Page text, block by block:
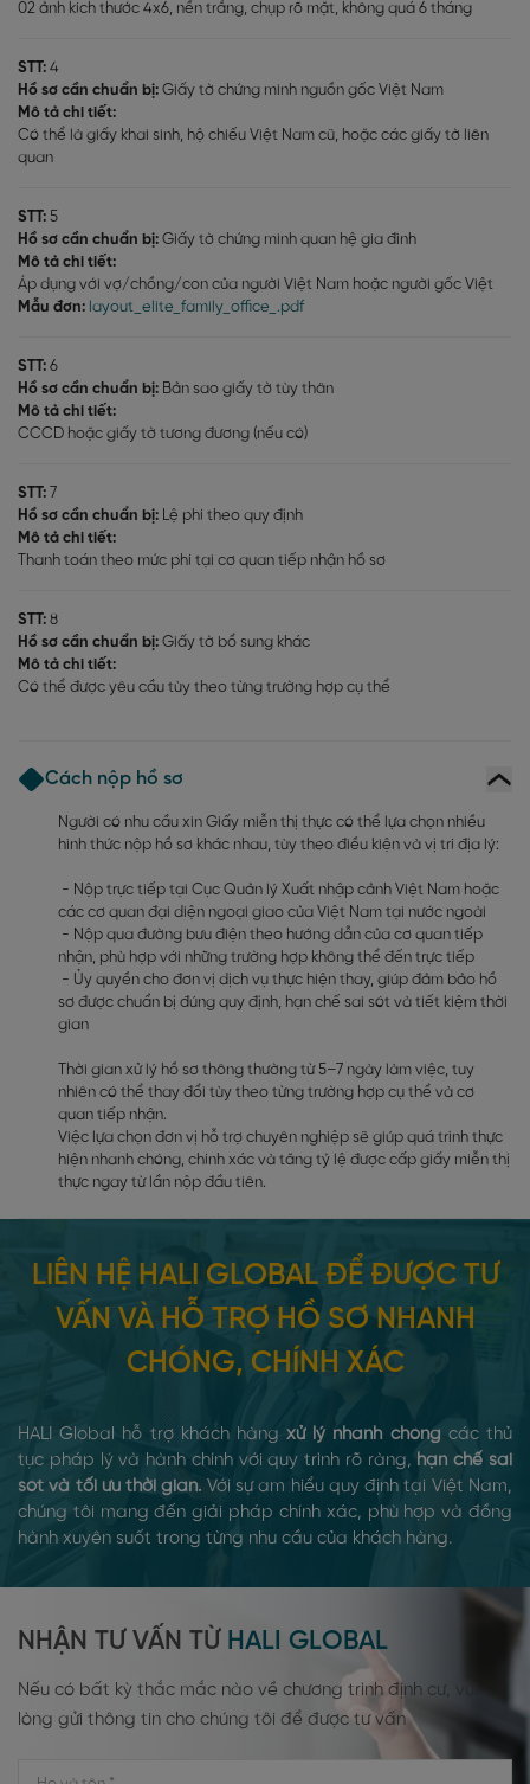
02 ảnh kích thước 4x6, nền trắng, chụp rõ mặt, không quá 6 tháng
STT: 4
Hồ sơ cần chuẩn bị: Giấy tờ chứng minh nguồn gốc Việt Nam
Mô tả chi tiết:
Có thể là giấy khai sinh, hộ chiếu Việt Nam cũ, hoặc các giấy tờ liên
quan
STT: 5
Hồ sơ cần chuẩn bị: Giấy tờ chứng minh quan hệ gia đình
Mô tả chi tiết:
Áp dụng với vợ/chồng/con của người Việt Nam hoặc người gốc Việt
Mẫu đơn: layout_elite_family_office_.pdf
STT: 6
Hồ sơ cần chuẩn bị: Bản sao giấy tờ tùy thân
Mô tả chi tiết:
CCCD hoặc giấy tờ tương đương (nếu có)
STT: 7
Hồ sơ cần chuẩn bị: Lệ phí theo quy định
Mô tả chi tiết:
Thanh toán theo mức phí tại cơ quan tiếp nhận hồ sơ
STT: 8
Hồ sơ cần chuẩn bị: Giấy tờ bổ sung khác
Mô tả chi tiết:
Có thể được yêu cầu tùy theo từng trường hợp cụ thể
Cách nộp hồ sơ
Người có nhu cầu xin Giấy miễn thị thực có thể lựa chọn nhiều
hình thức nộp hồ sơ khác nhau, tùy theo điều kiện và vị trí địa lý:
- Nộp trực tiếp tại Cục Quản lý Xuất nhập cảnh Việt Nam hoặc
các cơ quan đại diện ngoại giao của Việt Nam tại nước ngoài
- Nộp qua đường bưu điện theo hướng dẫn của cơ quan tiếp
nhận, phù hợp với những trường hợp không thể đến trực tiếp
- Ủy quyền cho đơn vị dịch vụ thực hiện thay, giúp đảm bảo hồ
sơ được chuẩn bị đúng quy định, hạn chế sai sót và tiết kiệm thời
gian
Thời gian xử lý hồ sơ thông thường từ 5–7 ngày làm việc, tuy
nhiên có thể thay đổi tùy theo từng trường hợp cụ thể và cơ
quan tiếp nhận.
Việc lựa chọn đơn vị hỗ trợ chuyên nghiệp sẽ giúp quá trình thực
hiện nhanh chóng, chính xác và tăng tỷ lệ được cấp giấy miễn thị
thực ngay từ lần nộp đầu tiên.
LIÊN HỆ HALI GLOBAL ĐỂ ĐƯỢC TƯ
VẤN VÀ HỖ TRỢ HỒ SƠ NHANH
CHÓNG, CHÍNH XÁC
HALI Global hỗ trợ khách hàngxử lý nhanh chóng các thủ
tục pháp lý và hành chính với quy trình rõ ràng, hạn chế sai
sót và tối ưu thời gian. Với sự am hiểu quy định tại Việt Nam,
chúng tôi mang đến giải pháp chính xác, phù hợp và đồng
hành xuyên suốt trong từng nhu cầu của khách hàng.
NHẬN TƯ VẤN TỪ HALI GLOBAL
Nếu có bất kỳ thắc mắc nào về chương trình định cư, vui
lòng gửi thông tin cho chúng tôi để được tư vấn